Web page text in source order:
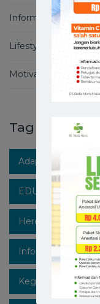
Informasi Covid-19
Lifestyle
Motivation
Tag
Adaptasi Kebiasaan
Hereforyou
Infokesehatan
Kegiatan